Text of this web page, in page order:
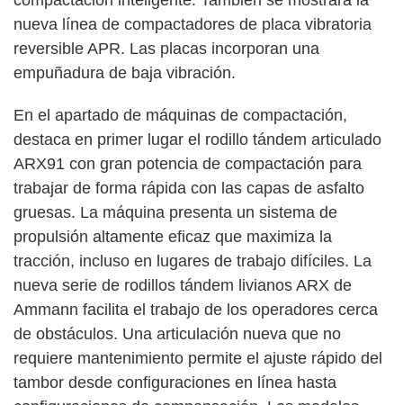
nueva línea de compactadores de placa vibratoria
reversible APR. Las placas incorporan una
empuñadura de baja vibración.
En el apartado de máquinas de compactación,
destaca en primer lugar el rodillo tándem articulado
ARX91 con gran potencia de compactación para
trabajar de forma rápida con las capas de asfalto
gruesas. La máquina presenta un sistema de
propulsión altamente eficaz que maximiza la
tracción, incluso en lugares de trabajo difíciles. La
nueva serie de rodillos tándem livianos ARX de
Ammann facilita el trabajo de los operadores cerca
de obstáculos. Una articulación nueva que no
requiere mantenimiento permite el ajuste rápido del
tambor desde configuraciones en línea hasta